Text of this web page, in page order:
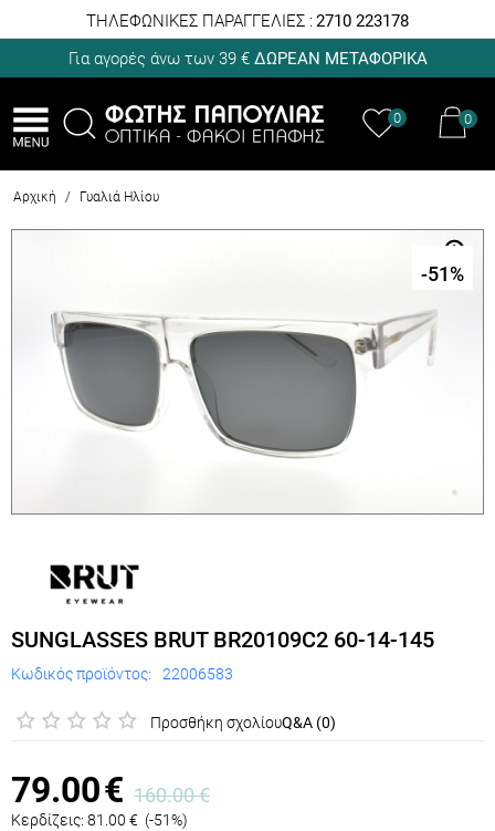
ΤΗΛΕΦΩΝΙΚΕΣ ΠΑΡΑΓΓΕΛΙΕΣ : 2710 223178
Για αγορές άνω των 39 € ΔΩΡΕΑΝ ΜΕΤΑΦΟΡΙΚΑ
0 0
Αρχική / Γυαλιά Ηλίου
-51%
SUNGLASSES BRUT BR20109C2 60-14-145
Κωδικός προϊόντος: 22006583
Προσθήκη σχολίουQ&A (0)
79.00€ 160.00€
Κερδίζεις: 81.00 € (-51%)